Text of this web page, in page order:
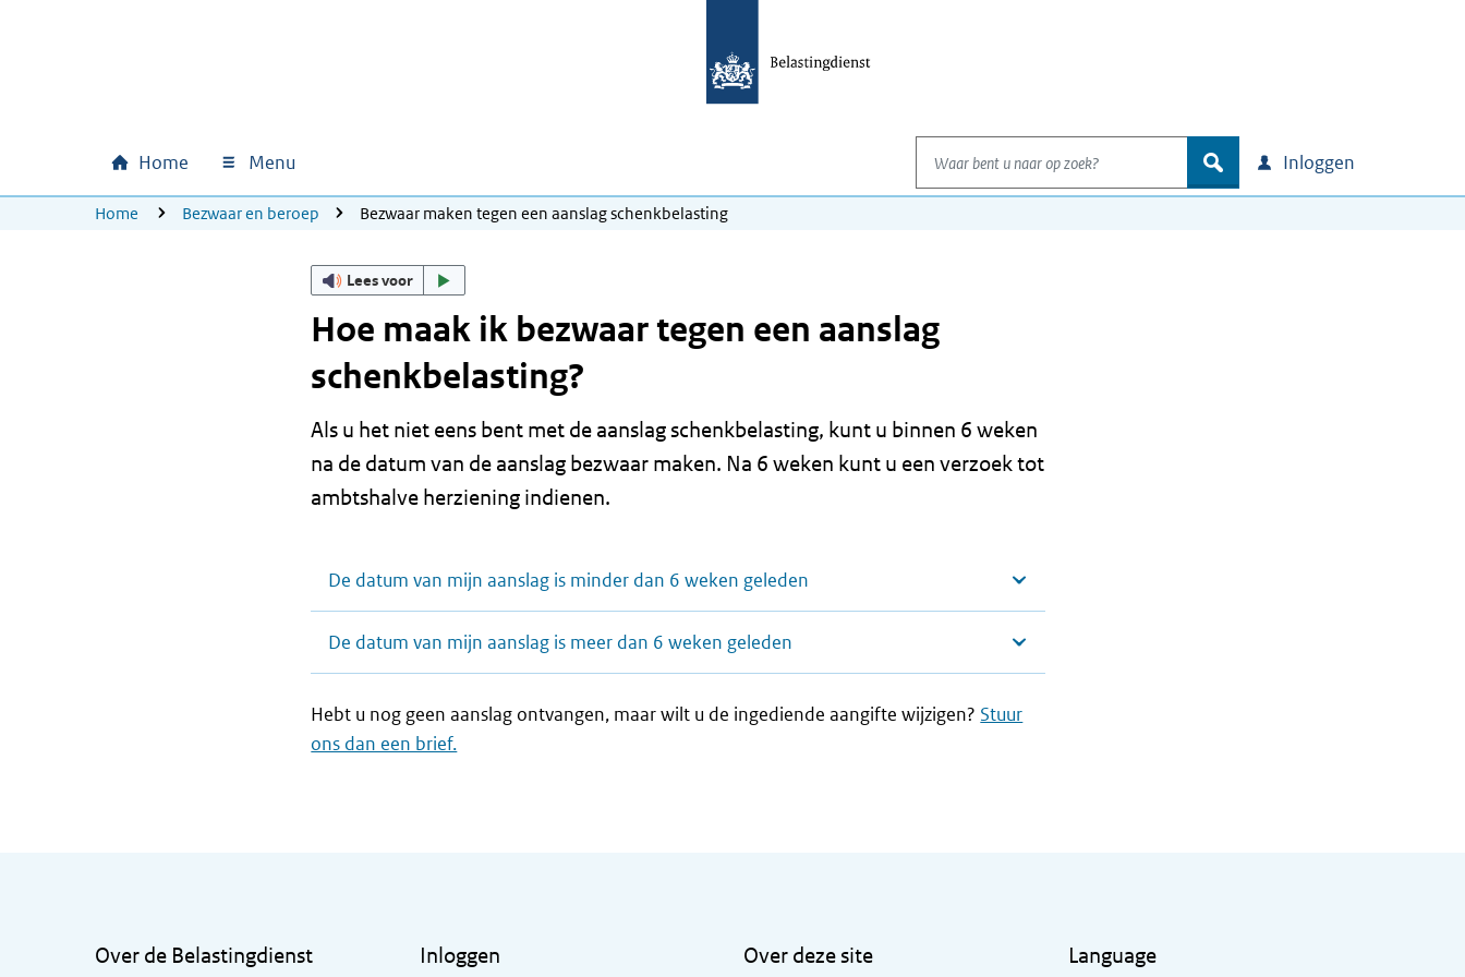
Hoofdnavigatie
Home Menu
Waar bent u naar op zoek?
zoek Inloggen
U bevindt zich hier:
Home Bezwaar en beroep Bezwaar maken tegen een aanslag schenkbelasting
Lees voor
Hoe maak ik bezwaar tegen een aanslag
schenkbelasting?
Als u het niet eens bent met de aanslag schenkbelasting, kunt u binnen 6 weken
na de datum van de aanslag bezwaar maken. Na 6 weken kunt u een verzoek tot
ambtshalve herziening indienen.
De datum van mijn aanslag is minder dan 6 weken geleden
De datum van mijn aanslag is meer dan 6 weken geleden
Hebt u nog geen aanslag ontvangen, maar wilt u de ingediende aangifte wijzigen? Stuur
ons dan een brief.
Over de Belastingdienst Inloggen Over deze site Language